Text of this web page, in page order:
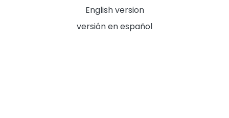
English version
versión en español